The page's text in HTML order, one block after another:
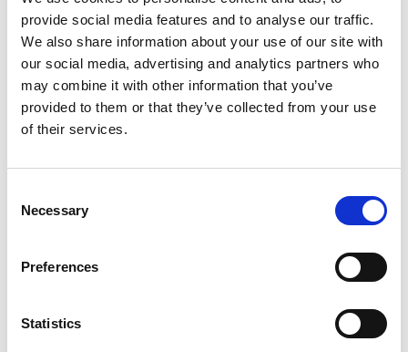
provide social media features and to analyse our traffic.
We also share information about your use of our site with
our social media, advertising and analytics partners who
may combine it with other information that you’ve
provided to them or that they’ve collected from your use
of their services.
Selection
Necessary
Preferences
Statistics
Produkt anzeigen Produkt anzeigen
Mehr als 10.000 zufriedene
Kunden
Kostenloser Versand in den